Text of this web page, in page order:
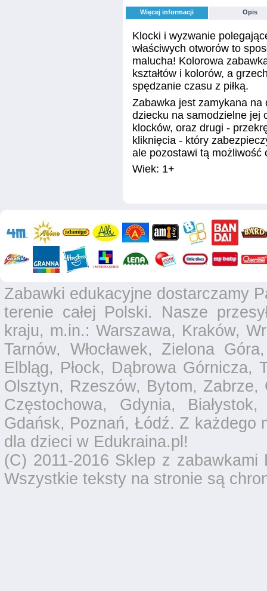
Więcej informacji Opis
Klocki i wyzwanie
właściwych otworów to
malucha! Kolorowa
kształtów i kolorów, a
spędzanie czasu z piłką.
Zabawka jest zamykana na
dziecku na samodzielne jej
klocków, oraz drugi -
kliknięcia - który
ale pozostawi tą możliwość
Wiek: 1+
Zabawki edukacyjne dostarczamy
terenie całej Polski. Nasze
kraju, m.in.: Warszawa, Kraków,
Tarnów, Włocławek, Zielona
Elbląg, Płock, Dąbrowa Górnicza,
Olsztyn, Rzeszów, Bytom,
Częstochowa, Gdynia,
Gdańsk, Poznań, Łódź. Z każdego
dla dzieci w Edukraina.pl!
(C) 2011-2016 Sklep z
Wszystkie teksty na stronie są